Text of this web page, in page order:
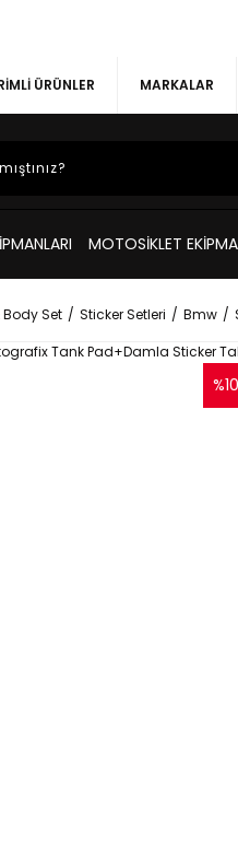
ÜRÜNLER MARKALAR
MOTOSİKLET
Set Sticker Setleri Bmw
%10